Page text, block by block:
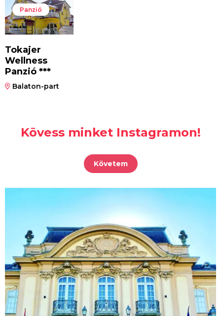
Panzió
Tokajer
Wellness
Panzió ***
Balaton-part
Kövess minket Instagramon!
Követem